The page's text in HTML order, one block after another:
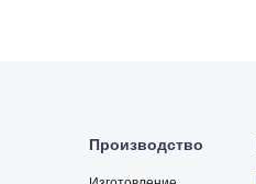
Производство